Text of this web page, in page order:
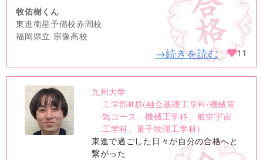
牧佑樹くん
東進衛星予備校赤間校
福岡県立 宗像高校
→続きを読む 11
no
image
九州大学
工学部Ⅲ群(融合基礎工学科/機械電
気コース、機械工学科、航空宇宙
工学科、量子物理工学科)
東進で過ごした日々が自分の合格へと
繋がった